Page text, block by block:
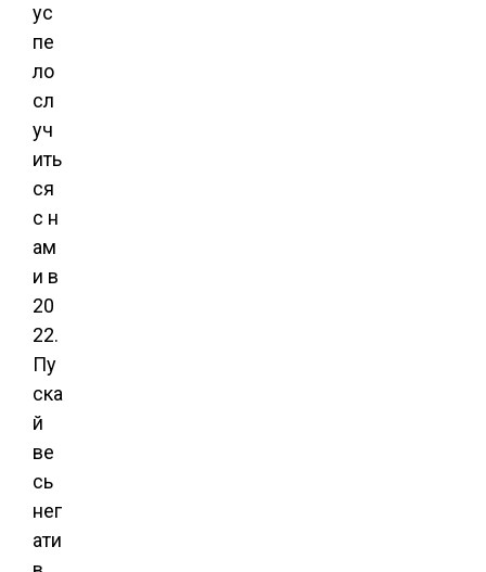
ус
пе
ло
сл
уч
ить
ся
с н
ам
и в
20
22.
Пу
ска
й
ве
сь
нег
ати